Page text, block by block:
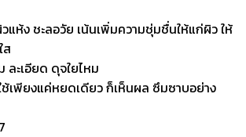
แห้ง ชะลอวัย เน้นเพิ่มความชุ่มชื่นให้แก่ผิว ให้
ส
ละเอียด ดุจใยไหม
ช้เพียงแค่หยดเดียว ก็เห็นผล ซึมซาบอย่าง